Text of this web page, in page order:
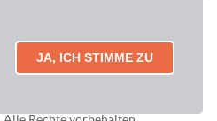
JA, ICH STIMME ZU